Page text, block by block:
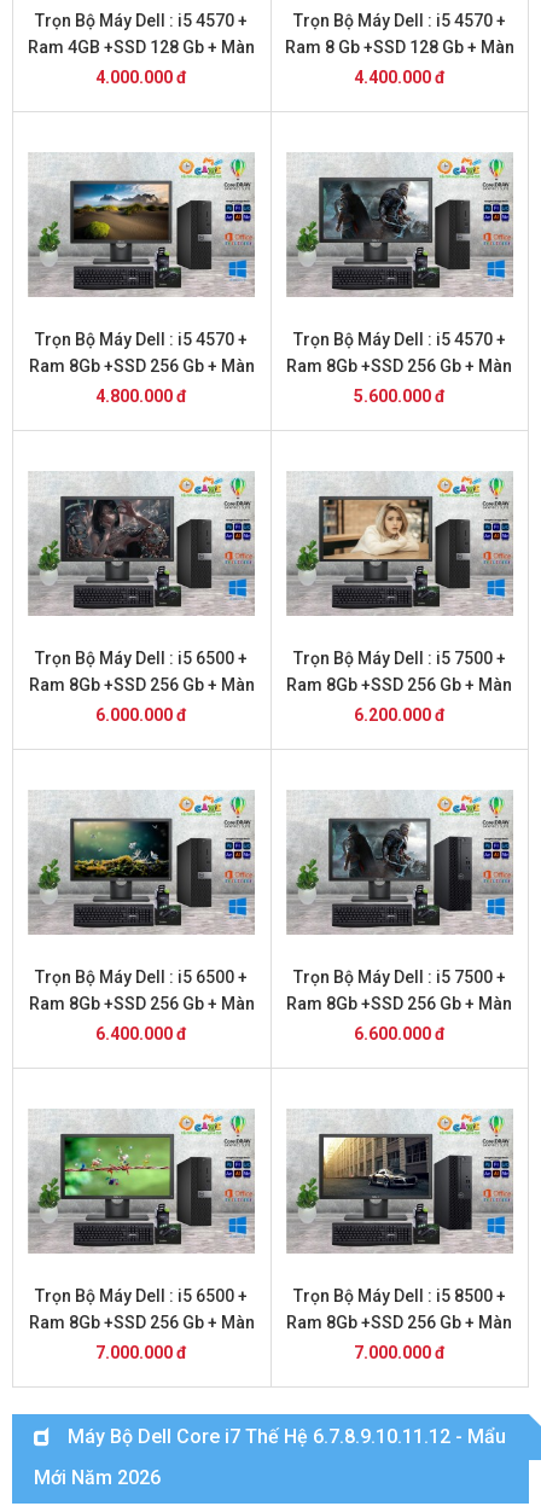
Trọn Bộ Máy Dell : i5 4570 +
Ram 4GB +SSD 128 Gb + Màn
Hình 20 inch
4.000.000 đ
Trọn Bộ Máy Dell : i5 4570 +
Ram 8 Gb +SSD 128 Gb + Màn
Hình 20 inch
4.400.000 đ
Trọn Bộ Máy Dell : i5 4570 +
Ram 8Gb +SSD 256 Gb + Màn
Hình 20
4.800.000 đ
Trọn Bộ Máy Dell : i5 4570 +
Ram 8Gb +SSD 256 Gb + Màn
Hình 22 inch
5.600.000 đ
Trọn Bộ Máy Dell : i5 6500 +
Ram 8Gb +SSD 256 Gb + Màn
Hình 20
6.000.000 đ
Trọn Bộ Máy Dell : i5 7500 +
Ram 8Gb +SSD 256 Gb + Màn
Hình 20
6.200.000 đ
Trọn Bộ Máy Dell : i5 6500 +
Ram 8Gb +SSD 256 Gb + Màn
Hình 22
6.400.000 đ
Trọn Bộ Máy Dell : i5 7500 +
Ram 8Gb +SSD 256 Gb + Màn
Hình 22
6.600.000 đ
Trọn Bộ Máy Dell : i5 6500 +
Ram 8Gb +SSD 256 Gb + Màn
Hình 24
7.000.000 đ
Trọn Bộ Máy Dell : i5 8500 +
Ram 8Gb +SSD 256 Gb + Màn
Hình 20
7.000.000 đ
Máy Bộ Dell Core i7 Thế Hệ 6.7.8.9.10.11.12 - Mẩu
Mới Năm 2026